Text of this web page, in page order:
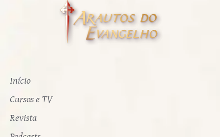
Início
Cursos e TV
Revista